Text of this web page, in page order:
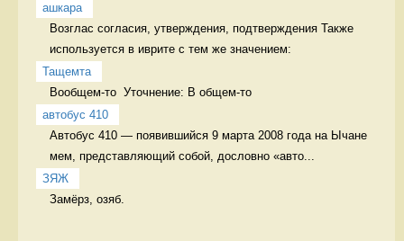
ашкара
Возглас согласия, утверждения, подтверждения Также
используется в иврите с тем же значением:
Тащемта
Вообщем-то  Уточнение: В общем-то
автобус 410
Автобус 410 — появившийся 9 марта 2008 года на Ычане
мем, представляющий собой, дословно «авто...
ЗЯЖ
Замёрз, озяб.